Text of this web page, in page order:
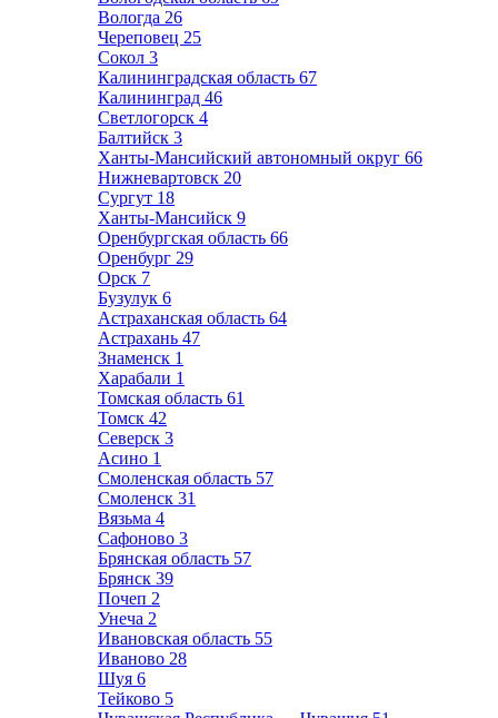
Вологда 26
Череповец 25
Сокол 3
Калининградская область 67
Калининград 46
Светлогорск 4
Балтийск 3
Ханты-Мансийский автономный округ 66
Нижневартовск 20
Сургут 18
Ханты-Мансийск 9
Оренбургская область 66
Оренбург 29
Орск 7
Бузулук 6
Астраханская область 64
Астрахань 47
Знаменск 1
Харабали 1
Томская область 61
Томск 42
Северск 3
Асино 1
Смоленская область 57
Смоленск 31
Вязьма 4
Сафоново 3
Брянская область 57
Брянск 39
Почеп 2
Унеча 2
Ивановская область 55
Иваново 28
Шуя 6
Тейково 5